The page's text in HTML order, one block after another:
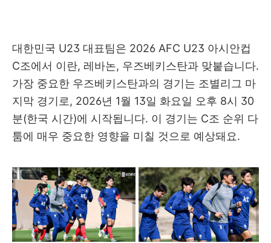
대한민국 U23 대표팀은 2026 AFC U23 아시안컵
C조에서 이란, 레바논, 우즈베키스탄과 맞붙습니다.
가장 중요한 우즈베키스탄과의 경기는 조별리그 마
지막 경기로, 2026년 1월 13일 화요일 오후 8시 30
분(한국 시간)에 시작됩니다. 이 경기는 C조 순위 다
툼에 매우 중요한 영향을 미칠 것으로 예상돼요.